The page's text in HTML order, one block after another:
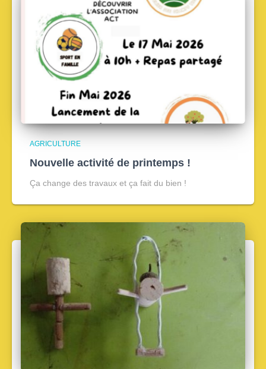
AGRICULTURE
Nouvelle activité de printemps !
Ça change des travaux et ça fait du bien !